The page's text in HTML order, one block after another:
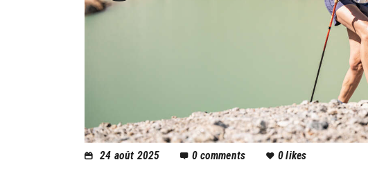
24 août 2025 0 comments 0likes